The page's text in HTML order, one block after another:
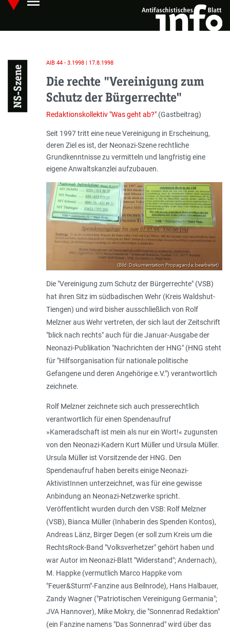
Skip
main
Hauptmenü öffnen
NS-Szene
AIB 44 - 3.1998 | 17.8.1998
Die rechte "Vereinigung zum
Schutz der Bürgerrechte"
Redaktionskollektiv "Was geht ab?"(Gastbeitrag)
Einleitung
Seit 1997 tritt eine neue Vereinigung in Erscheinung,
deren Ziel es ist, der Neonazi-Szene rechtliche
Grundkenntnisse zu vermitteln und langfristig eine
eigene Anwaltskanzlei aufzubauen.
(Bild: Dokumentation Propaganda; bearbeitet)
Die "Vereinigung zum Schutz der Bürgerrechte" (VSB)
hat ihren Sitz im südbadischen Wehr (Kreis Waldshut-
Tiengen) und wird bisher ausschließlich von Rolf
Melzner aus Wehr vertreten, der sich laut der Zeitschrift
"blick nach rechts" auch für die Januar-Ausgabe der
Neonazi-Publikation "Nachrichten der HNG" (HNG steht
für "Hilfsorganisation für nationale politische
Gefangene und deren Angehörige e.V.") verantwortlich
zeichnete.
Rolf Melzner zeichnete sich auch presserechtlich
verantwortlich für einen Spendenaufruf
»Kameradschaft ist mein als nur ein Wort!« zugunsten
von den Neonazi-Kadern Kurt Müller und Ursula Müller.
Ursula Müller ist Vorsitzende der HNG. Den
Spendenaufruf haben bereits einige Neonazi-
AktivistInnen unterzeichnet, was für eine gewisse
Anbindung an Neonazi-Netzwerke spricht.
Veröffentlicht wurden durch den VSB: Rolf Melzner
(VSB), Bianca Müller (Inhaberin des Spenden Kontos),
Andreas Länz, Birger Degen (er soll zum Kreis um die
RechtsRock-Band "Volksverhetzer" gehört haben und
war Autor im Neonazi-Blatt "Widerstand"; Andernach),
M. Happke (vermutlich Marco Happke vom
"Feuer&Sturm"-Fanzine aus Beilnrode), Hans Halbauer,
Zandy Wagner ("Patriotischen Vereinigung Germania";
JVA Hannover), Mike Mokry, die "Sonnenrad Redaktion"
(ein Fanzine namens "Das Sonnenrad" wird über das